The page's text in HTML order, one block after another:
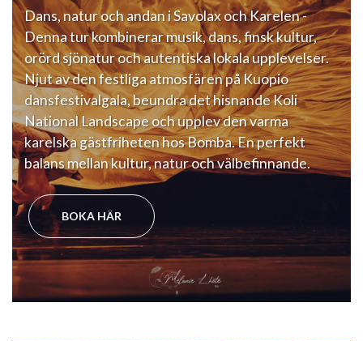
Dans, natur och andan i Savolax och Karelen -
Denna tur kombinerar musik, dans, finsk kultur,
orörd sjönatur och autentiska lokala upplevelser.
Njut av den festliga atmosfären på Kuopio
dansfestivalgala, beundra det hisnande Koli
National Landscape och upplev den varma
karelska gästfriheten hosBomba. En perfekt
balans mellan kultur, natur och välbefinnande.
BOKA HÄR